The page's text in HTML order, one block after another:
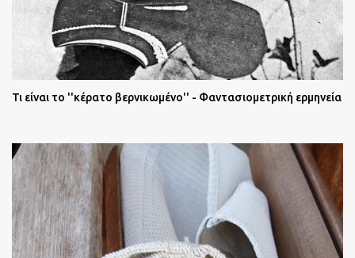
Τι είναι το ''κέρατο βερνικωμένο'' - Φαντασιομετρική ερμηνεία